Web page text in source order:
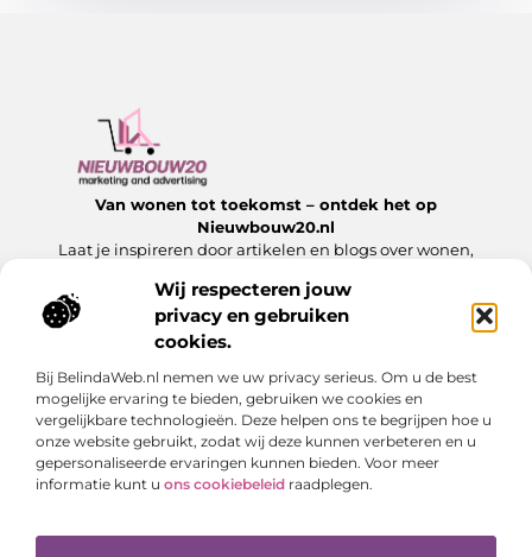
Wij respecteren jouw
privacy en gebruiken
cookies.
Bij BelindaWeb.nl nemen we uw privacy serieus. Om u de best
mogelijke ervaring te bieden, gebruiken we cookies en
vergelijkbare technologieën. Deze helpen ons te begrijpen hoe u
onze website gebruikt, zodat wij deze kunnen verbeteren en u
gepersonaliseerde ervaringen kunnen bieden. Voor meer
informatie kunt u ons cookiebeleid raadplegen.
Van wonen tot toekomst – ontdek het op
Nieuwbouw20.nl
Laat je inspireren door artikelen en blogs over wonen,
Onze informatie
Bericht categorie